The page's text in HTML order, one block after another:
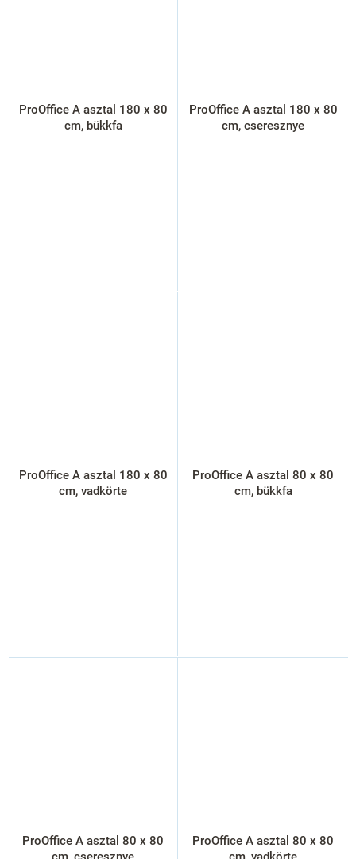
ProOffice A asztal 180 x 80
cm, bükkfa
ProOffice A asztal 180 x 80
cm, cseresznye
ProOffice A asztal 180 x 80
cm, vadkörte
ProOffice A asztal 80 x 80
cm, bükkfa
ProOffice A asztal 80 x 80
ProOffice A asztal 80 x 80